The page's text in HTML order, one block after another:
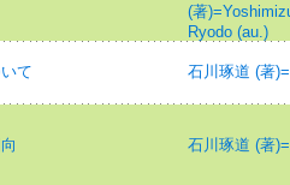
(著
Ryodo (au.)
て 石川琢道 (著
石川琢道 (著